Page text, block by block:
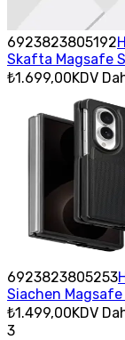
6923823805192
Skafta Magsafe
₺1.699,00KDV
6923823805253
Siachen
₺1.499,00KDV
3